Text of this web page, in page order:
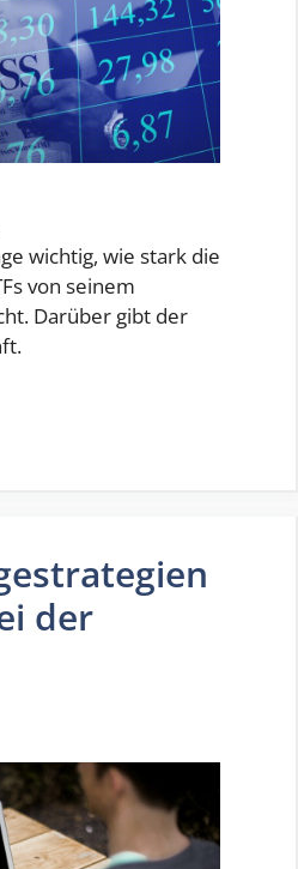
wichtig, wie stark die
von seinem
Darüber gibt der
der